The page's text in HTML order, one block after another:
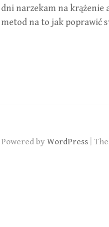
dni narzekam na krążenie
metod na to jak poprawić
Powered by WordPress